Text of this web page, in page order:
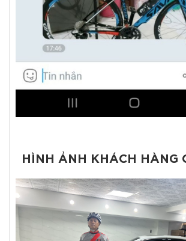
HÌNH ẢNH KHÁCH HÀNG